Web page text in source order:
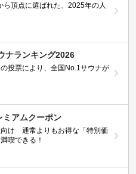
ら頂点に選ばれた、2025年の人
ナランキング2026
投票により、全国No.1サウナが
ミアムクーポン
向け 通常よりもお得な「特別価
喫できる！